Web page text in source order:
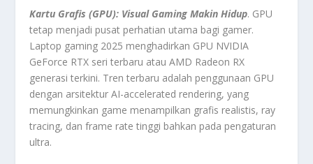
Kartu Grafis (GPU): Visual Gaming Makin Hidup. GPU
tetap menjadi pusat perhatian utama bagi gamer.
Laptop gaming 2025 menghadirkan GPU NVIDIA
GeForce RTX seri terbaru atau AMD Radeon RX
generasi terkini. Tren terbaru adalah penggunaan GPU
dengan arsitektur AI-accelerated rendering, yang
memungkinkan game menampilkan grafis realistis, ray
tracing, dan frame rate tinggi bahkan pada pengaturan
ultra.